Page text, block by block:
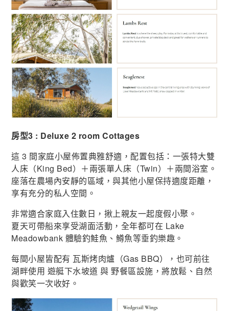
房型3 : Deluxe 2 room Cottages
這 3 間家庭小屋佈置典雅舒適，配置包括：一張特大雙
人床（King Bed）＋兩張單人床（Twin）＋兩間浴室。
座落在農場內安靜的區域，與其他小屋保持適度距離，
享有充分的私人空間。
非常適合家庭入住數日，揪上親友一起度假小聚。
夏天可帶船來享受湖面活動，全年都可在 Lake
Meadowbank 體驗釣鮭魚、鱒魚等垂釣樂趣。
每間小屋皆配有 瓦斯烤肉爐（Gas BBQ），也可前往
湖畔使用 遊艇下水坡道 與 野餐區設施，將放鬆、自然
與歡笑一次收好。